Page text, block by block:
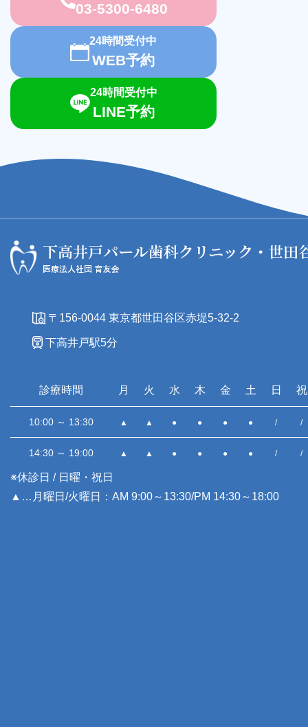
03-5300-6480
24時間受付中
WEB予約
24時間受付中
LINE予約
〒156-0044 東京都世田谷区赤堤5-32-2
下高井戸駅5分
診療時間 月 火 水 木 金 土 日 祝
10:00 ～ 13:30 ▲ ▲ ● ● ● ● / /
14:30 ～ 19:00 ▲ ▲ ● ● ● ● / /
※休診日 / 日曜・祝日
▲…月曜日/火曜日：AM 9:00～13:30/PM 14:30～18:00